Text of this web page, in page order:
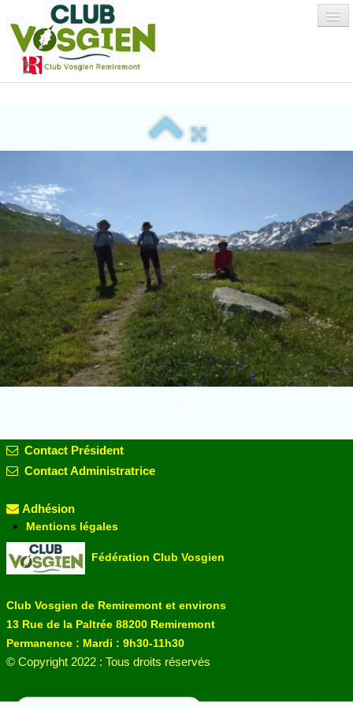
Qui sommes-nous
Environnement
Activités▼
Albums Photos
Adhésion/Avantages▼
Contact Président
Contact Administratrice
Adhésion
Mentions légales
Fédération Club Vosgien
Club Vosgien de Remiremont et environs
13 Rue de la Paltrée 88200 Remiremont
Permanence : Mardi : 9h30-11h30
© Copyright 2022 : Tous droits réservés